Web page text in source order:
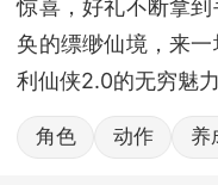
惊喜，好礼不断拿
奂的缥缈仙境，来
利仙侠2.0的无穷魅力
角色 动作 养